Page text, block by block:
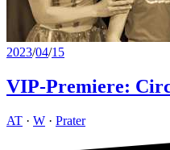
2023/04/15
VIP-Premiere:
AT · W · Prater